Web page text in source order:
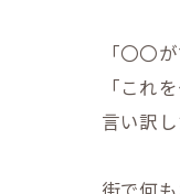
「〇〇
「これ
言い訳